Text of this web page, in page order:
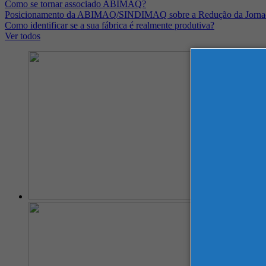
Como se tornar associado ABIMAQ?
Posicionamento da ABIMAQ/SINDIMAQ sobre a Redução da
Como identificar se a sua fábrica é realmente produtiva?
Ver todos